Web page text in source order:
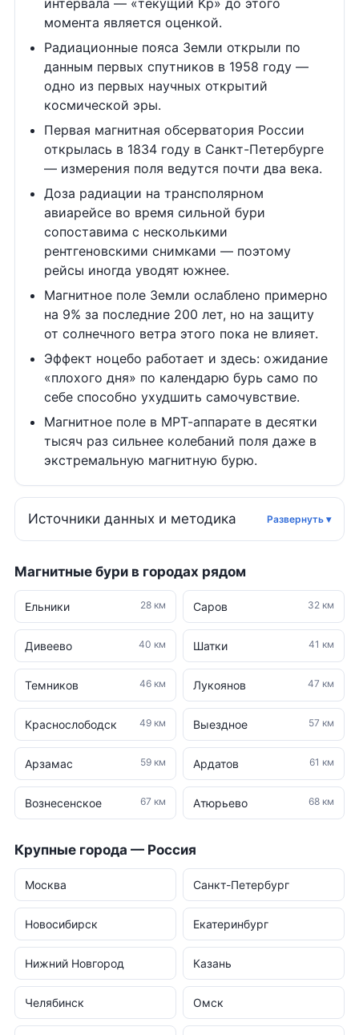
интервала — «текущий Kp» до этого
момента является оценкой.
Радиационные пояса Земли открыли по
данным первых спутников в 1958 году —
одно из первых научных открытий
космической эры.
Первая магнитная обсерватория России
открылась в 1834 году в Санкт-Петербурге
— измерения поля ведутся почти два века.
Доза радиации на трансполярном
авиарейсе во время сильной бури
сопоставима с несколькими
рентгеновскими снимками — поэтому
рейсы иногда уводят южнее.
Магнитное поле Земли ослаблено примерно
на 9% за последние 200 лет, но на защиту
от солнечного ветра этого пока не влияет.
Эффект ноцебо работает и здесь: ожидание
«плохого дня» по календарю бурь само по
себе способно ухудшить самочувствие.
Магнитное поле в МРТ-аппарате в десятки
тысяч раз сильнее колебаний поля даже в
экстремальную магнитную бурю.
Источники данных и методика
Магнитные бури в городах рядом
Ельники 28 км Саров 32 км
Дивеево 40 км Шатки 41 км
Темников 46 км Лукоянов 47 км
Краснослободск 49 км Выездное 57 км
Арзамас 59 км Ардатов 61 км
Вознесенское 67 км Атюрьево 68 км
Крупные города — Россия
Москва Санкт-Петербург
Новосибирск Екатеринбург
Нижний Новгород Казань
Челябинск Омск